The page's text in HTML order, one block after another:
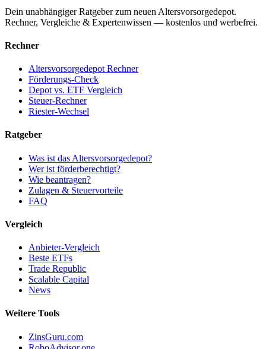
Dein unabhängiger Ratgeber zum neuen Altersvorsorgedepot.
Rechner, Vergleiche & Expertenwissen — kostenlos und werbefrei.
Rechner
Altersvorsorgedepot Rechner
Förderungs-Check
Depot vs. ETF Vergleich
Steuer-Rechner
Riester-Wechsel
Ratgeber
Was ist das Altersvorsorgedepot?
Wer ist förderberechtigt?
Wie beantragen?
Zulagen & Steuervorteile
FAQ
Vergleich
Anbieter-Vergleich
Beste ETFs
Trade Republic
Scalable Capital
News
Weitere Tools
ZinsGuru.com